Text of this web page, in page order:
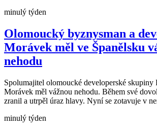
minulý týden
Olomoucký byznysman a
Morávek měl ve Španělsku
nehodu
Spolumajitel olomoucké developerské skupiny
Morávek měl vážnou nehodu. Během své
zranil a utrpěl úraz hlavy. Nyní se zotavuje v
minulý týden